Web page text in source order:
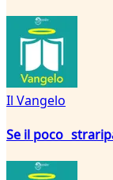
Il Vangelo
Se il poco